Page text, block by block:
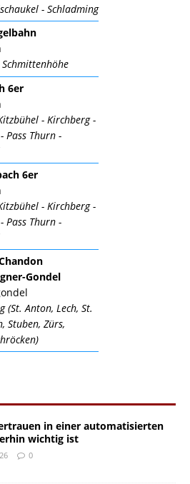
- Schladming
6er
- Kirchberg -
Pass Thurn -
6er
- Kirchberg -
Pass Thurn -
Gondel
(St. Anton, Lech, St.
Stuben, Zürs,
in einer automatisierten
wichtig ist
0